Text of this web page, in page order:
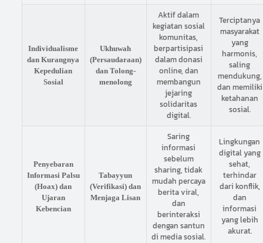
Individualisme
dan Kurangnya
Kepedulian
Sosial
Ukhuwah
(Persaudaraan)
dan Tolong-
menolong
Aktif dalam
kegiatan sosial
komunitas,
berpartisipasi
dalam donasi
online, dan
membangun
jejaring
solidaritas
digital.
Terciptanya
masyarakat
yang
harmonis,
saling
mendukung,
dan memiliki
ketahanan
sosial.
Penyebaran
Informasi Palsu
(Hoax) dan
Ujaran
Kebencian
Tabayyun
(Verifikasi) dan
Menjaga Lisan
Saring
informasi
sebelum
sharing, tidak
mudah percaya
berita viral,
dan
berinteraksi
dengan santun
di media sosial.
Lingkungan
digital yang
sehat,
terhindar
dari konflik,
dan
informasi
yang lebih
akurat.